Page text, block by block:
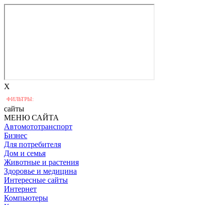
X
ФИЛЬТРЫ:
сайты
МЕНЮ САЙТА
Автомототранспорт
Бизнес
Для потребителя
Дом и семья
Животные и растения
Здоровье и медицина
Интересные сайты
Интернет
Компьютеры